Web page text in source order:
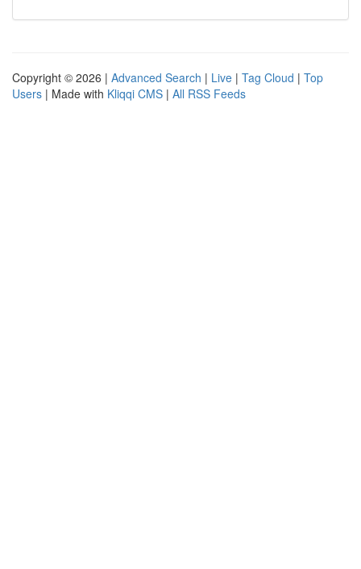
Copyright © 2026 | Advanced Search | Live | Tag Cloud | Top
Users | Made with Kliqqi CMS | All RSS Feeds